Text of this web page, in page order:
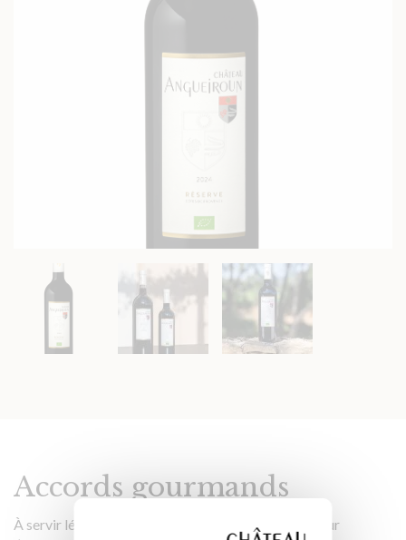
Accords gourmands
À servir légèrement frais entre 16° et 18°, idéale pour